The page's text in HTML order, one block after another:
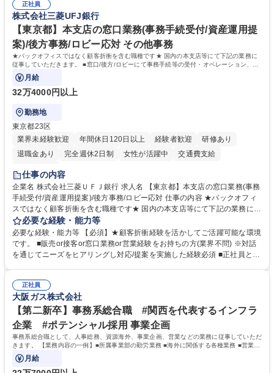
道路施設や道路工事現場の見学ツアー事業 ※入社後は上記いずれかの部門
へ配属。※業務内容変更の範囲：会社の定める業務 募集職種 【都庁グル
ープ】総合職（事務）◇残業月平均9時間未満／有給年平均16日取得
部門など多岐に渡る業務を経験できます。 ■様々なプロジェクト：駐車場
事業の他、新宿駅西口広場内に設置された照明を兼ねた広告「ブライトサ
イン」の管理運営を行うなど、事業収益を生み出す活動を積極的に行って
います。 学歴・資格 学歴：大学院 大学 高専 短大 専修学校 高校 語学力：
資格：
正社員
株式会社三菱UFJ銀行
【東京都】本支店の窓口業務(事務手続受付/資産運用提
案)/後方事務/ロビー応対 その他事務
★バックオフィスではなく顧客折衝を含む職種です★ 国内の本支店等にて下記の業務に
従事していただきます。 ■窓口/後方/ロビーにて事務手続等の受付・オペレーション、お
客様対応
月給
32万4000円以上
勤務地
東京都23区
業界未経験歓迎
年間休日120日以上 経験者歓迎
研修あり
退職金あり
完全週休2日制 女性が活躍中
交通費支給
土日祝休み
仕事の内容
企業名 株式会社三菱ＵＦＪ銀行 求人名 【東京都】本支店の窓口業務(事務
手続受付/資産運用提案)/後方事務/ロビー応対 仕事の内容 ★バックオフィ
スではなく顧客折衝を含む職種です★ 国内の本支店等にて下記の業務に従
事していただきます。 ■窓口/後方/ロビーにて事務手続等の受付・オペレ
ーション、お客様対応 ■窓口にて、ご来店された個人のお客様に対して金
融商品のご提案 ■効率的な事務運用の検討・構築等 ≪業務紹介：ご応募前
に必ずご覧ください≫ ※記事 https://www.mysite.bk.mufg.jp/career/circle/
必要な経験・能力等
必要な経験・能力等 【必須】★顧客折衝経験を活かしてご活躍可能な環境
です。 ■販売or接客or窓口業務or営業経験をお持ちの方(業界不問) ※対話
を通じてニーズをヒアリングし対応/提案を実施した経験必須 ■正社員とし
るので安心して入行いただけます。 幅広いキャリアの選択肢があり、公募
や社内副業等を活用し、 一人ひとりが挑戦できるカルチャーが浸透してい
ます。 学歴・資格 学歴：大学院 大学 高専 短大 専修学校 高校 語学力：
資格：
正社員
大阪ガス株式会社
【第二新卒】事務系総合職 #関西を代表するインフラ
企業 #ポテンシャル採用 事業企画
事務系総合職として、人事総務、資源海外、事業企画、営業などの業務に従事していただ
きます。 【業務内容の一例】■所属事業部の勤労業務 ■海外に関係する各種業務 ■営業部
門の企画スタッフ、ルート営業
月給